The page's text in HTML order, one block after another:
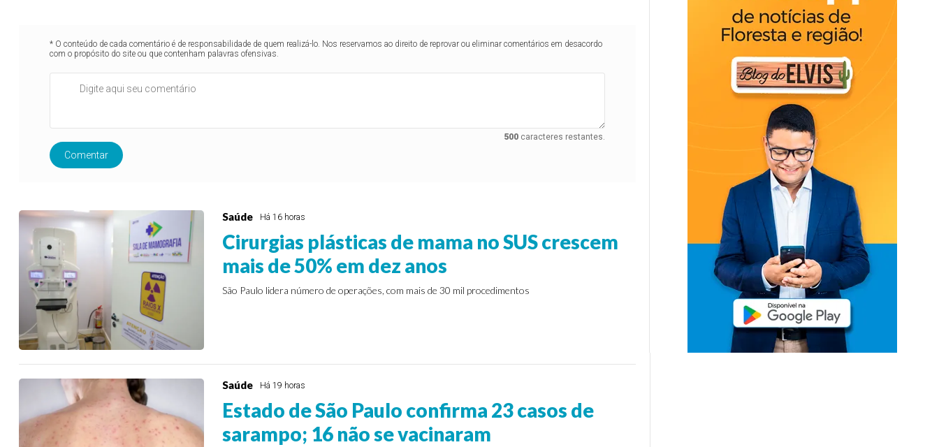
* O conteúdo de cada comentário é de responsabilidade de quem realizá-lo. Nos reservamos ao direito de reprovar ou eliminar comentários em desacordo
com o propósito do site ou que contenham palavras ofensivas.
500caracteres restantes.
Comentar
Saúde Há 16 horas
Cirurgias plásticas de mama no SUS crescem
mais de 50% em dez anos
São Paulo lidera número de operações, com mais de 30 mil procedimentos
Saúde Há 19 horas
Estado de São Paulo confirma 23 casos de
sarampo; 16 não se vacinaram